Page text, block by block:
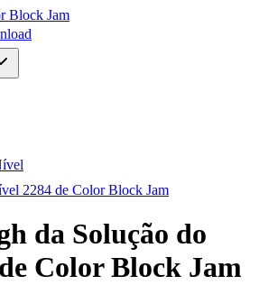
Block Jam
2284 de Color Block Jam
da Solução do
Color Block Jam